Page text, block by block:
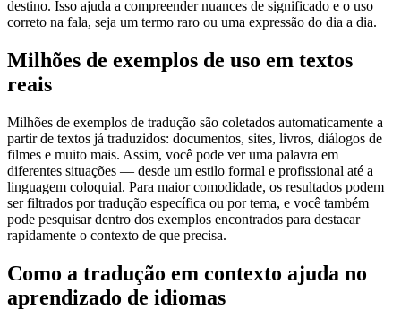
destino. Isso ajuda a compreender nuances de significado e o uso
correto na fala, seja um termo raro ou uma expressão do dia a dia.
Milhões de exemplos de uso em textos
reais
Milhões de exemplos de tradução são coletados automaticamente a
partir de textos já traduzidos: documentos, sites, livros, diálogos de
filmes e muito mais. Assim, você pode ver uma palavra em
diferentes situações — desde um estilo formal e profissional até a
linguagem coloquial. Para maior comodidade, os resultados podem
ser filtrados por tradução específica ou por tema, e você também
pode pesquisar dentro dos exemplos encontrados para destacar
rapidamente o contexto de que precisa.
Como a tradução em contexto ajuda no
aprendizado de idiomas